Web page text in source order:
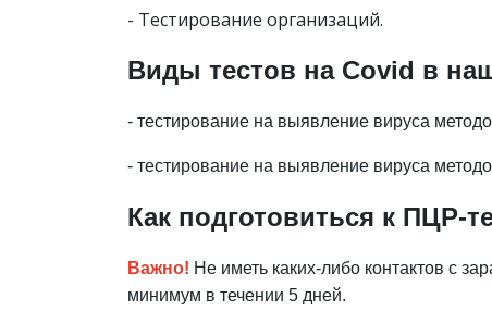
- Тестирование организаций.
Виды тестов на Covid в
- тестирование на выявление вируса
- тестирование на выявление вируса
Как подготовиться к ПЦР-
Важно! Не иметь каких-либо контактов с
минимум в течении 5 дней.